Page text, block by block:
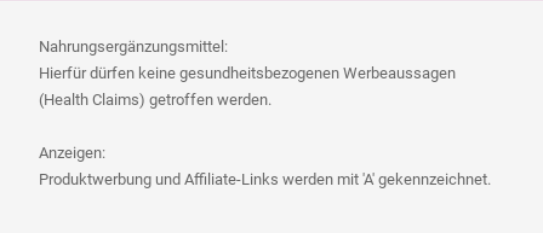
Nahrungsergänzungsmittel:
Hierfür dürfen keine gesundheitsbezogenen Werbeaussagen
(Health Claims) getroffen werden.
Anzeigen:
Produktwerbung und Affiliate-Links werden mit 'A' gekennzeichnet.